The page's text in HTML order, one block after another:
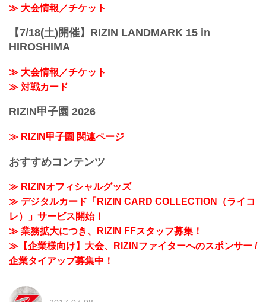
≫ 大会情報／チケット
【7/18(土)開催】RIZIN LANDMARK 15 in
HIROSHIMA
≫ 大会情報／チケット
≫ 対戦カード
RIZIN甲子園 2026
≫ RIZIN甲子園 関連ページ
おすすめコンテンツ
≫ RIZINオフィシャルグッズ
≫ デジタルカード「RIZIN CARD COLLECTION（ライコ
レ）」サービス開始！
≫ 業務拡大につき、RIZIN FFスタッフ募集！
≫【企業様向け】大会、RIZINファイターへのスポンサー /
企業タイアップ募集中！